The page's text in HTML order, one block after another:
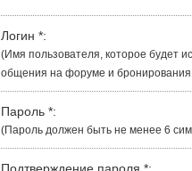
Логин *:
(Имя пользователя, которое будет
общения на форуме и бронирования
Пароль *:
(Пароль должен быть не менее 6